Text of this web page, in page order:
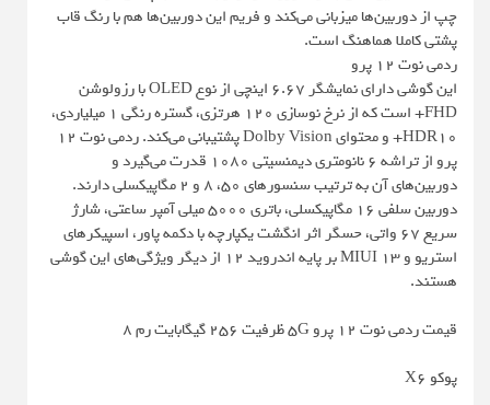
چپ از دوربین‌ها میزبانی می‌کند و فریم این دوربین‌ها هم با رنگ قاب
پشتی کاملا هماهنگ است.
ردمی نوت 12 پرو
این گوشی دارای نمایشگر 6.67 اینچی از نوع OLED با رزولوشن
FHD+ است که از نرخ نوسازی 120 هرتزی، گستره رنگی 1 میلیاردی،
HDR10+ و محتوای Dolby Vision پشتیبانی می‌کند. ردمی نوت 12
پرو از تراشه 6 نانومتری دیمنسیتی 1080 قدرت می‌گیرد و
دوربین‌های آن به ترتیب سنسورهای 50، 8 و 2 مگاپیکسلی دارند.
دوربین سلفی 16 مگاپیکسلی، باتری 5000 میلی آمپر ساعتی، شارژ
سریع 67 واتی، حسگر اثر انگشت یکپارچه با دکمه پاور، اسپیکرهای
استریو و MIUI 13 بر پایه اندروید 12 از دیگر ویژگی‌های این گوشی
هستند.
قیمت ردمی نوت 12 پرو 5G ظرفیت 256 گیگابایت رم 8
پوکو X6